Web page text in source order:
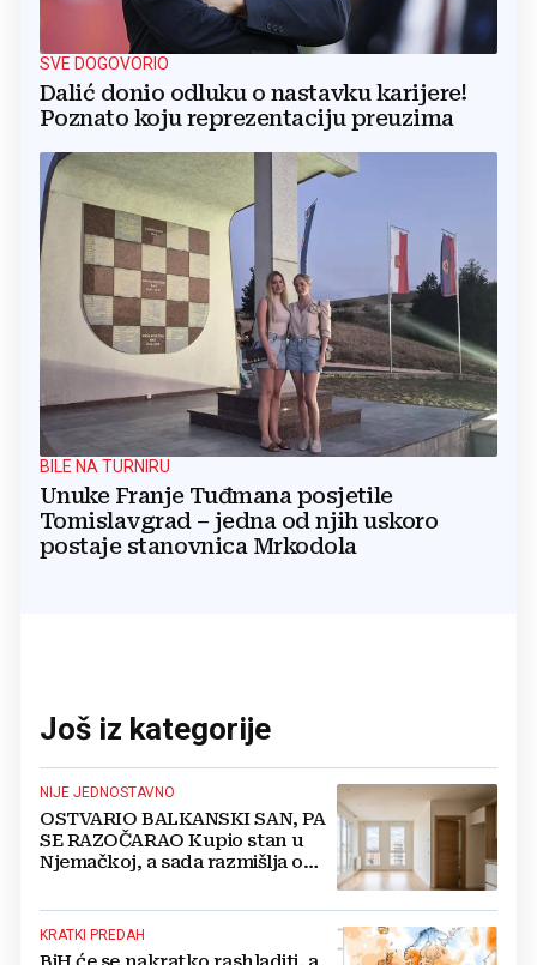
SVE DOGOVORIO
Dalić donio odluku o nastavku karijere!
Poznato koju reprezentaciju preuzima
BILE NA TURNIRU
Unuke Franje Tuđmana posjetile
Tomislavgrad – jedna od njih uskoro
postaje stanovnica Mrkodola
Još iz kategorije
NIJE JEDNOSTAVNO
OSTVARIO BALKANSKI SAN, PA
SE RAZOČARAO Kupio stan u
Njemačkoj, a sada razmišlja o
KRATKI PREDAH